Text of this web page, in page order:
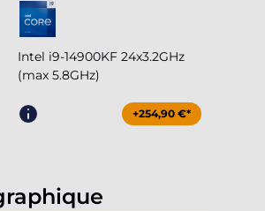
Intel i9-14900KF 24x3.2GHz
(max 5.8GHz)
+254,90 €*